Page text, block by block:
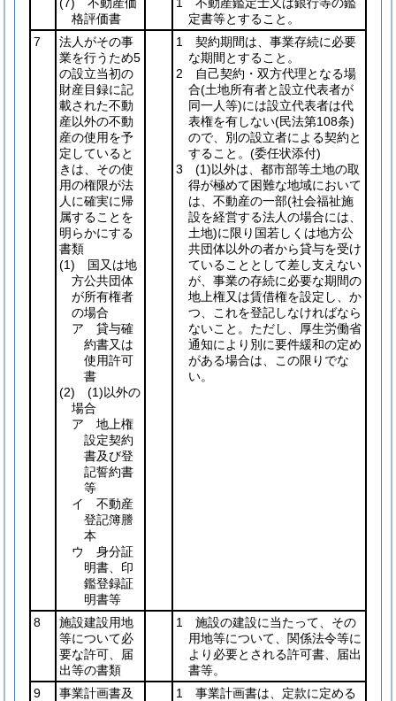
格評価書
定書等とすること。
7
法人がその事
業を行うため5
の設立当初の
財産目録に記
載された不動
産以外の不動
産の使用を予
定していると
きは、その使
用の権限が法
人に確実に帰
属することを
明らかにする
書類
(1) 国又は地
方公共団体
が所有権者
の場合
ア 貸与確
約書又は
使用許可
書
(2)
(1)以外の
場合
ア 地上権
設定契約
書及び登
記誓約書
等
イ 不動産
登記簿謄
本
ウ 身分証
明書、印
鑑登録証
明書等
1 契約期間は、事業存続に必要
な期間とすること。
2 自己契約・双方代理となる場
合(土地所有者と設立代表者が
同一人等)には設立代表者は代
表権を有しない(民法第108条)
ので、別の設立者による契約と
すること。 (委任状添付)
3 (1)以外は、都市部等土地の取
得が極めて困難な地域において
は、不動産の一部(社会福祉施
設を経営する法人の場合には、
土地)に限り国若しくは地方公
共団体以外の者から貸与を受け
ていることとして差し支えない
が、事業の存続に必要な期間の
地上権又は賃借権を設定し、か
つ、これを登記しなければなら
ないこと。ただし、厚生労働省
通知により別に要件緩和の定め
がある場合は、この限りでな
い。
8
施設建設用地
等について必
要な許可、届
出等の書類
1 施設の建設に当たって、その
用地等について、関係法令等に
より必要とされる許可書、届出
書等。
9
事業計画書及
1 事業計画書は、定款に定める